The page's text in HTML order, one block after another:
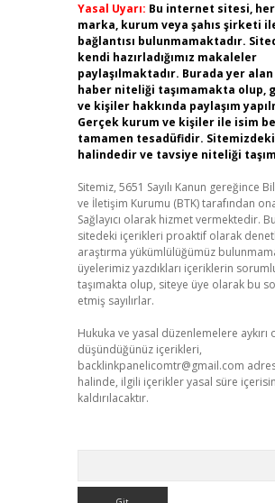
Yasal Uyarı: Bu internet sitesi,
marka, kurum veya şahıs şirketi
bağlantısı bulunmamaktadır.
kendi hazırladığımız makaleler
paylaşılmaktadır. Burada yer
haber niteliği taşımamakta olup,
ve kişiler hakkında paylaşım
Gerçek kurum ve kişiler ile isim
tamamen tesadüfidir.
halindedir ve tavsiye niteliği
Sitemiz, 5651 Sayılı Kanun gereğince
ve İletişim Kurumu (BTK) tarafından
Sağlayıcı olarak hizmet vermektedir.
sitedeki içerikleri proaktif olarak
araştırma yükümlülüğümüz
üyelerimiz yazdıkları içeriklerin
taşımakta olup, siteye üye olarak bu
etmiş sayılırlar.
Hukuka ve yasal düzenlemelere aykırı
düşündüğünüz içerikleri,
backlinkpanelicomtr@gmail.com
halinde, ilgili içerikler yasal süre
kaldırılacaktır.